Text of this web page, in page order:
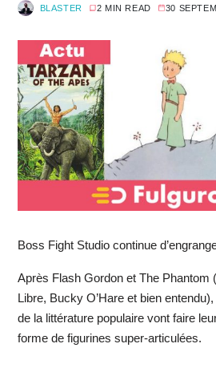
BLASTER 2 MIN READ 30
Boss Fight Studio continue
Après Flash Gordon et The Phantom
Libre, Bucky O’Hare et bien
de la littérature populaire vont faire
forme de figurines super-articulées.